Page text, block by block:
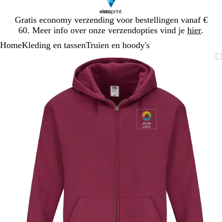
Gratis economy verzending voor bestellingen vanaf €
60. Meer info over onze verzendopties vind je hier.
1
HomeKleding en tassenTruien en hoody's
Zoombare
afbeelding
Gezoomd
tot
minimum
Klik
om
uit
te
vouwen
Gebruik
plus-
en
mintoetsen
om
te
zoomen
om
zwenken